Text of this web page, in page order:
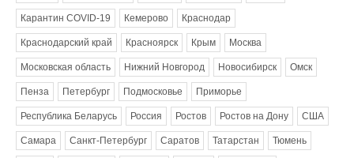
Карантин COVID-19 Кемерово Краснодар
Краснодарский край Красноярск Крым Москва
Московская область Нижний Новгород Новосибирск Омск
Пенза Петербург Подмосковье Приморье
Республика Беларусь Россия Ростов Ростов на Дону США
Самара Санкт-Петербург Саратов Татарстан Тюмень